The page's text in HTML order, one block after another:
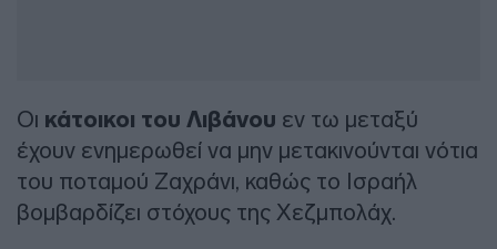
Οι κάτοικοι του Λιβάνου εν τω μεταξύ
έχουν ενημερωθεί να μην μετακινούνται νότια
του ποταμού Ζαχράνι, καθώς το Ισραήλ
βομβαρδίζει στόχους της Χεζμπολάχ.